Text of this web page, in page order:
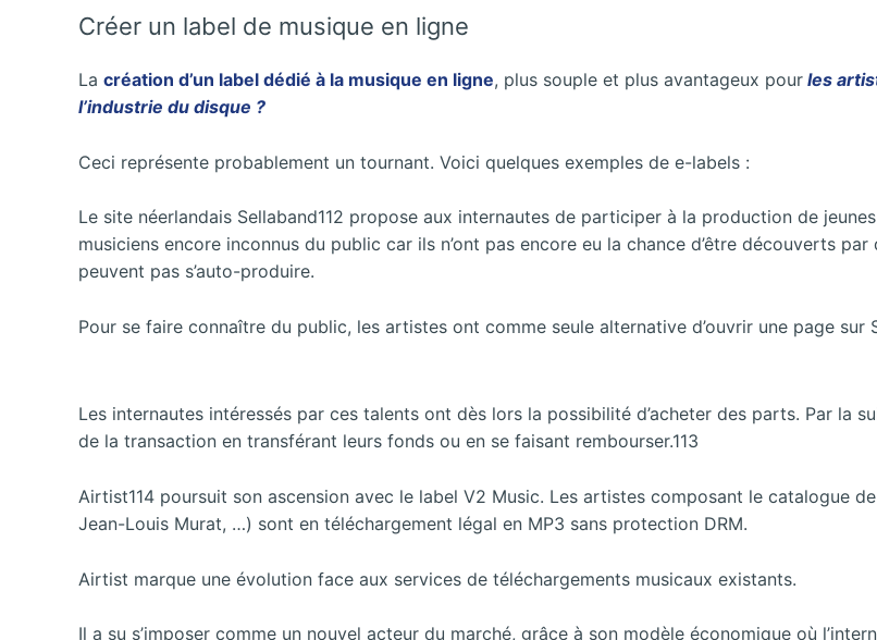
Créer un label de musique en ligne
La création d’un label dédié à la musique en ligne, plus souple et plus avantageux pour les
l’industrie du disque ?
Ceci représente probablement un tournant. Voici quelques exemples de e-labels :
Le site néerlandais Sellaband112 propose aux internautes de participer à la production de
musiciens encore inconnus du public car ils n’ont pas encore eu la chance d’être découverts
peuvent pas s’auto-produire.
Pour se faire connaître du public, les artistes ont comme seule alternative d’ouvrir une page sur
Les internautes intéressés par ces talents ont dès lors la possibilité d’acheter des parts. Par la
de la transaction en transférant leurs fonds ou en se faisant rembourser.113
Airtist114 poursuit son ascension avec le label V2 Music. Les artistes composant le catalogue
Jean-Louis Murat, …) sont en téléchargement légal en MP3 sans protection DRM.
Airtist marque une évolution face aux services de téléchargements musicaux existants.
Il a su s’imposer comme un nouvel acteur du marché, grâce à son modèle économique où